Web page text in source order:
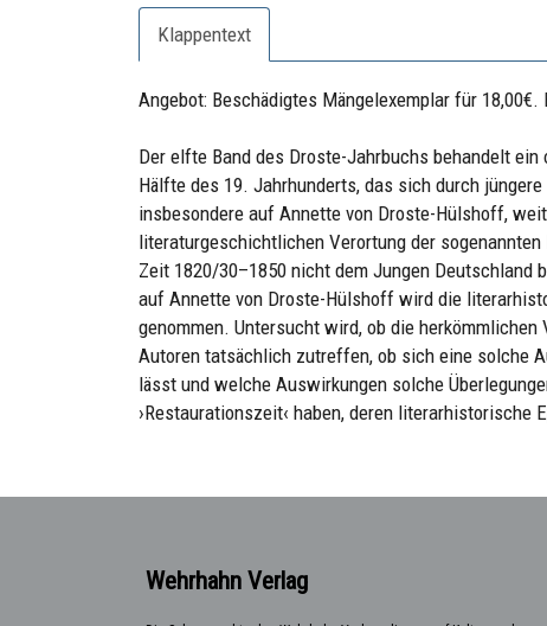
Klappentext
Angebot: Beschädigtes Mängelexemplar für
Der elfte Band des Droste-Jahrbuchs behandelt
Hälfte des 19. Jahrhunderts, das sich durch
insbesondere auf Annette von Droste-Hülshoff,
literaturgeschichtlichen Verortung der
Zeit 1820/30–1850 nicht dem Jungen Deutschland
auf Annette von Droste-Hülshoff wird die
genommen. Untersucht wird, ob die herkömmlichen
Autoren tatsächlich zutreffen, ob sich eine solche
lässt und welche Auswirkungen solche
›Restaurationszeit‹ haben, deren
Wehrhahn Verlag